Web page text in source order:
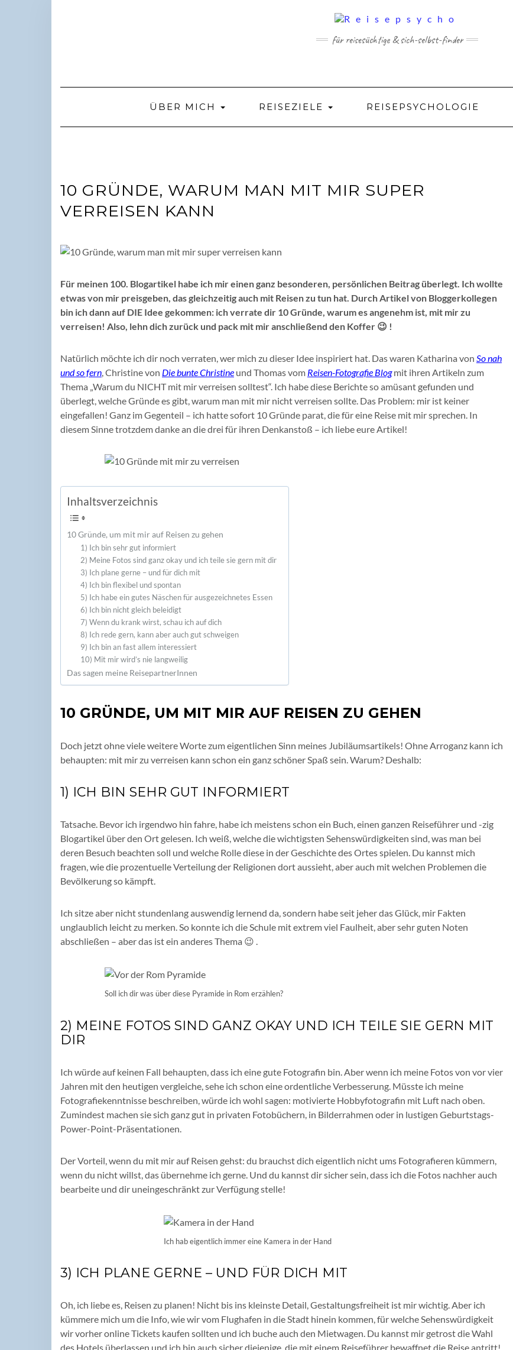
für reisesüchtige & sich-selbst-finder
ÜBER MICH REISEZIELE REISEPSYCHOLOGIE
10 GRÜNDE, WARUM MAN MIT MIR SUPER
VERREISEN KANN
Für meinen 100. Blogartikel habe ich mir einen ganz besonderen, persönlichen Beitrag überlegt. Ich wollte
etwas von mir preisgeben, das gleichzeitig auch mit Reisen zu tun hat. Durch Artikel von Bloggerkollegen
bin ich dann auf DIE Idee gekommen: ich verrate dir 10 Gründe, warum es angenehm ist, mit mir zu
verreisen! Also, lehn dich zurück und pack mit mir anschließend den Koffer 😉 !
Natürlich möchte ich dir noch verraten, wer mich zu dieser Idee inspiriert hat. Das waren Katharina von So nah
und so fern, Christine von Die bunte Christine und Thomas vom Reisen-Fotografie Blogmit ihren Artikeln zum
Thema „Warum du NICHT mit mir verreisen solltest“. Ich habe diese Berichte so amüsant gefunden und
überlegt, welche Gründe es gibt, warum man mit mir nicht verreisen sollte. Das Problem: mir ist keiner
eingefallen! Ganz im Gegenteil – ich hatte sofort 10 Gründe parat, die für eine Reise mit mir sprechen. In
diesem Sinne trotzdem danke an die drei für ihren Denkanstoß – ich liebe eure Artikel!
Inhaltsverzeichnis
10 Gründe, um mit mir auf Reisen zu gehen
1) Ich bin sehr gut informiert
2) Meine Fotos sind ganz okay und ich teile sie gern mit dir
3) Ich plane gerne – und für dich mit
4) Ich bin flexibel und spontan
5) Ich habe ein gutes Näschen für ausgezeichnetes Essen
6) Ich bin nicht gleich beleidigt
7) Wenn du krank wirst, schau ich auf dich
8) Ich rede gern, kann aber auch gut schweigen
9) Ich bin an fast allem interessiert
10) Mit mir wird’s nie langweilig
Das sagen meine ReisepartnerInnen
10 GRÜNDE, UM MIT MIR AUF REISEN ZU GEHEN
Doch jetzt ohne viele weitere Worte zum eigentlichen Sinn meines Jubiläumsartikels! Ohne Arroganz kann ich
behaupten: mit mir zu verreisen kann schon ein ganz schöner Spaß sein. Warum? Deshalb:
1) ICH BIN SEHR GUT INFORMIERT
Tatsache. Bevor ich irgendwo hin fahre, habe ich meistens schon ein Buch, einen ganzen Reiseführer und -zig
Blogartikel über den Ort gelesen. Ich weiß, welche die wichtigsten Sehenswürdigkeiten sind, was man bei
deren Besuch beachten soll und welche Rolle diese in der Geschichte des Ortes spielen. Du kannst mich
fragen, wie die prozentuelle Verteilung der Religionen dort aussieht, aber auch mit welchen Problemen die
Bevölkerung so kämpft.
Ich sitze aber nicht stundenlang auswendig lernend da, sondern habe seit jeher das Glück, mir Fakten
unglaublich leicht zu merken. So konnte ich die Schule mit extrem viel Faulheit, aber sehr guten Noten
abschließen – aber das ist ein anderes Thema 😉 .
Soll ich dir was über diese Pyramide in Rom erzählen?
2) MEINE FOTOS SIND GANZ OKAY UND ICH TEILE SIE GERN MIT
DIR
Ich würde auf keinen Fall behaupten, dass ich eine gute Fotografin bin. Aber wenn ich meine Fotos von vor vier
Jahren mit den heutigen vergleiche, sehe ich schon eine ordentliche Verbesserung. Müsste ich meine
Fotografiekenntnisse beschreiben, würde ich wohl sagen: motivierte Hobbyfotografin mit Luft nach oben.
Zumindest machen sie sich ganz gut in privaten Fotobüchern, in Bilderrahmen oder in lustigen Geburtstags-
Power-Point-Präsentationen.
Der Vorteil, wenn du mit mir auf Reisen gehst: du brauchst dich eigentlich nicht ums Fotografieren kümmern,
wenn du nicht willst, das übernehme ich gerne. Und du kannst dir sicher sein, dass ich die Fotos nachher auch
bearbeite und dir uneingeschränkt zur Verfügung stelle!
Ich hab eigentlich immer eine Kamera in der Hand
3) ICH PLANE GERNE – UND FÜR DICH MIT
Oh, ich liebe es, Reisen zu planen! Nicht bis ins kleinste Detail, Gestaltungsfreiheit ist mir wichtig. Aber ich
kümmere mich um die Info, wie wir vom Flughafen in die Stadt hinein kommen, für welche Sehenswürdigkeit
wir vorher online Tickets kaufen sollten und ich buche auch den Mietwagen. Du kannst mir getrost die Wahl
des Hotels überlassen und ich bin auch sicher diejenige, die mit einem Reiseführer bewaffnet die Reise antritt!